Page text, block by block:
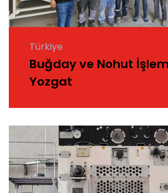
Türkiye
Buğday ve Nohut
Yozgat